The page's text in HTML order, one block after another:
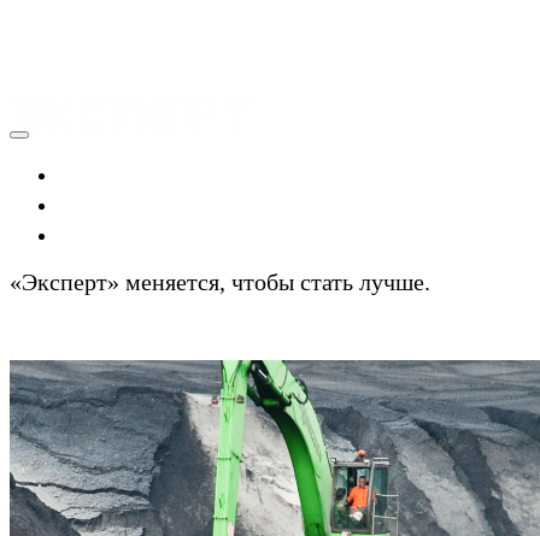
«Эксперт» меняется, чтобы стать лучше.